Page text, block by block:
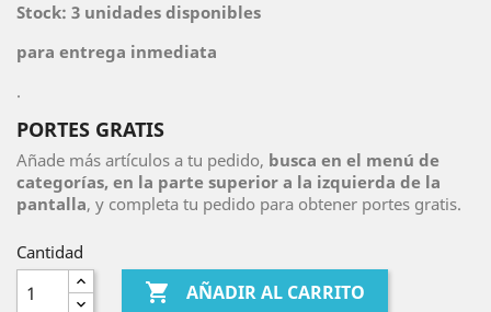
Stock: 3 unidades disponibles
para entrega inmediata
.
PORTES GRATIS
Añade más artículos a tu pedido, busca en el menú de
categorías, en la parte superior a la izquierda de la
pantalla, y completa tu pedido para obtener portes gratis.
Cantidad
 AÑADIR AL CARRITO